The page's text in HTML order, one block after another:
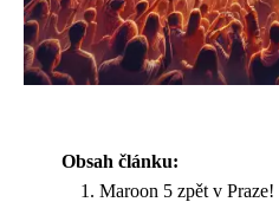
Obsah článku:
Maroon 5 zpět v Praze!